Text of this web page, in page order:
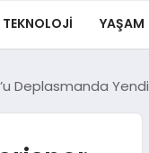
TEKNOLOJI YAŞAM
Deplasmanda Yendi